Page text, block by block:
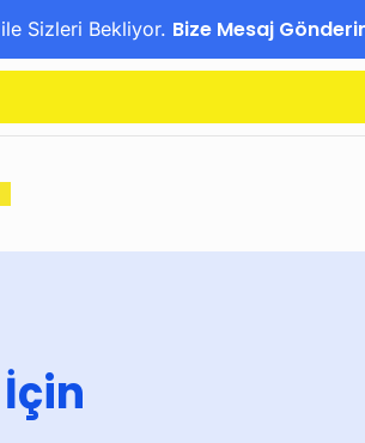
Sizleri Bekliyor. Bize Mesaj